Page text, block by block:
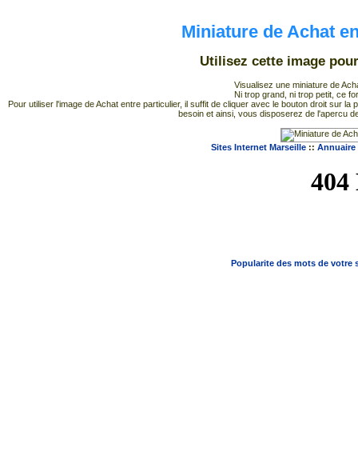
Miniature de Achat
Utilisez cette image
Visualisez une miniature de
Ni trop grand, ni trop petit, ce
Pour utiliser l'image de Achat entre particulier, il suffit de cliquer avec le bouton droit sur
besoin et ainsi, vous disposerez de l'apercu
Sites Internet Marseille:: Annuaire
Popularite des mots de votre